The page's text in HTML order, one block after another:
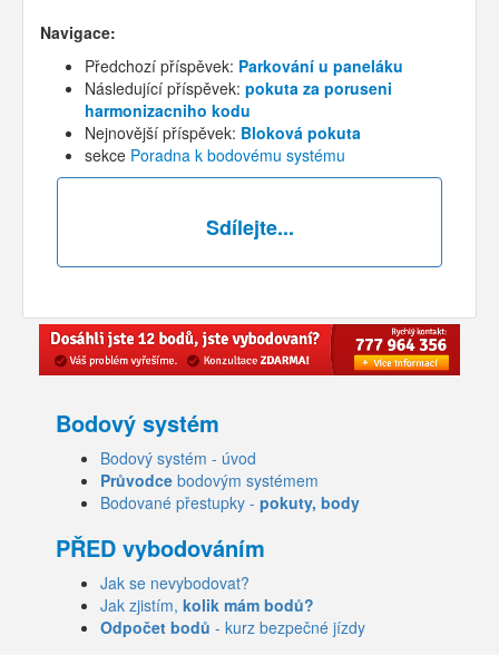
Navigace:
Předchozí příspěvek: Parkování u paneláku
Následující příspěvek: pokuta za poruseni
harmonizacniho kodu
Nejnovější příspěvek: Bloková pokuta
sekce Poradna k bodovému systému
Sdílejte...
Bodový systém
Bodový systém - úvod
Průvodce bodovým systémem
Bodované přestupky - pokuty, body
PŘED vybodováním
Jak se nevybodovat?
Jak zjistím, kolik mám bodů?
Odpočet bodů - kurz bezpečné jízdy